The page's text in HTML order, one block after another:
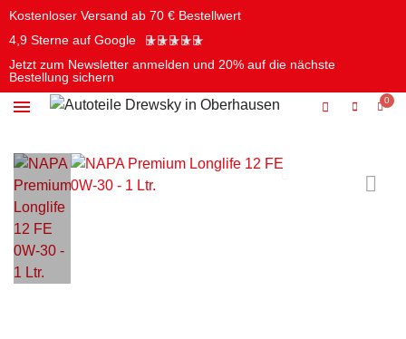
Kostenloser Versand ab 70 € Bestellwert
4,9 Sterne auf Google
★★★★★
Jetzt zum Newsletter anmelden und 20% auf die nächste
Bestellung sichern